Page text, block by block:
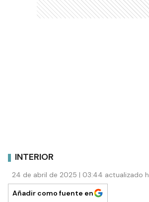
INTERIOR
24 de abril de 2025 | 03:44 actualizado
Añadir como fuente en